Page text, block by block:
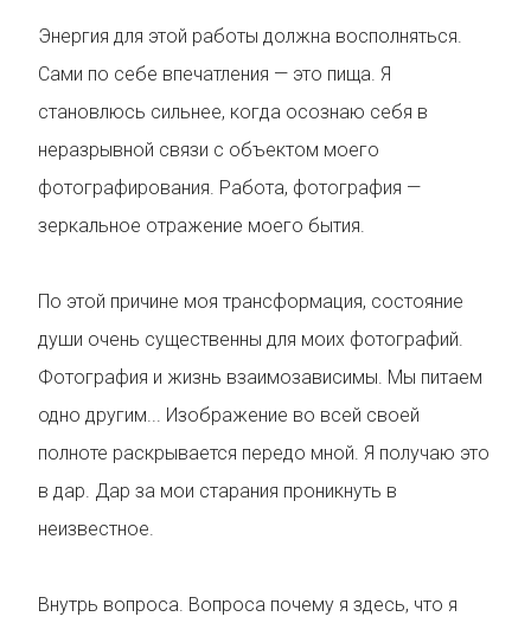
Энергия для этой работы должна восполняться.
Сами по себе впечатления — это пища. Я
становлюсь сильнее, когда осознаю себя в
неразрывной связи с объектом моего
фотографирования. Работа, фотография —
зеркальное отражение моего бытия.
По этой причине моя трансформация, состояние
души очень существенны для моих фотографий.
Фотография и жизнь взаимозависимы. Мы питаем
одно другим... Изображение во всей своей
полноте раскрывается передо мной. Я получаю это
в дар. Дар за мои старания проникнуть в
неизвестное.
Внутрь вопроса. Вопроса почему я здесь, что я